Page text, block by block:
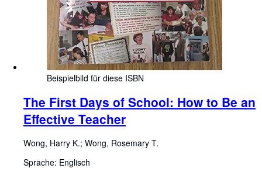
Beispielbild für diese ISBN
The First Days of School: How to Be an
Effective Teacher
Wong, Harry K.; Wong, Rosemary T.
Sprache: Englisch